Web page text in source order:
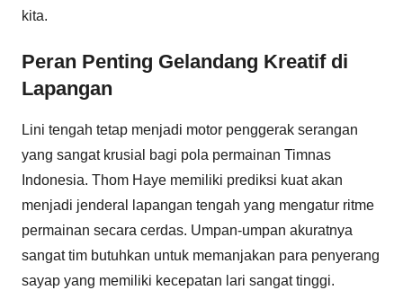
kita.
Peran Penting Gelandang Kreatif di
Lapangan
Lini tengah tetap menjadi motor penggerak serangan
yang sangat krusial bagi pola permainan Timnas
Indonesia. Thom Haye memiliki prediksi kuat akan
menjadi jenderal lapangan tengah yang mengatur ritme
permainan secara cerdas. Umpan-umpan akuratnya
sangat tim butuhkan untuk memanjakan para penyerang
sayap yang memiliki kecepatan lari sangat tinggi.